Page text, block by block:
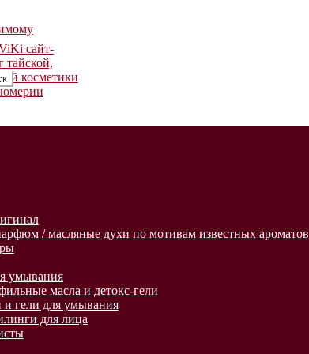
/ масляные духи по мотивам известных ароматов
умывания
масла и детокс-гели
гели для умывания
для лица